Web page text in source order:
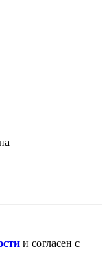
и согласен с